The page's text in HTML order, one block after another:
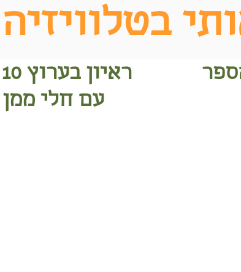
בטלוויזיה
ראיון בערוץ 10 בתכנית
עם חלי